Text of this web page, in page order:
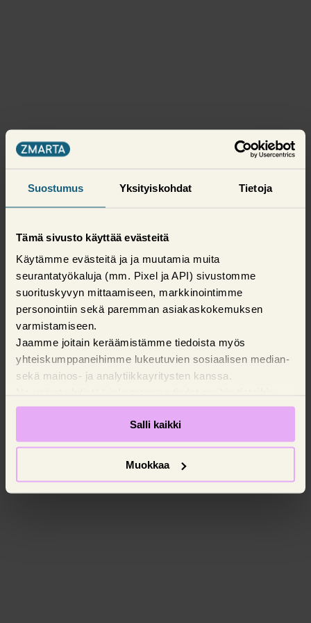
Suostumus Yksityiskohdat Tietoja
Tämä sivusto käyttää evästeitä
Käytämme evästeitä ja ja muutamia muita
seurantatyökaluja (mm. Pixel ja API) sivustomme
suorituskyvyn mittaamiseen, markkinointimme
personointiin sekä paremman asiakaskokemuksen
varmistamiseen.
Jaamme joitain keräämistämme tiedoista myös
yhteiskumppaneihimme lukeutuvien sosiaalisen median-
sekä mainos- ja analytiikkayritysten kanssa.
joita olet antanut käyttäessäsi yritysten palveluita.
Pyydämme suostumustasi evästeiden käyttöön.
Salli kaikki
Muokkaa